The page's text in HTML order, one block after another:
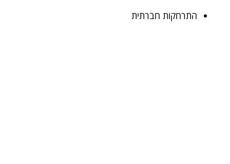
התרחקות חברתית